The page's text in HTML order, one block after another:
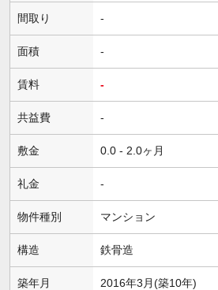
間取り -
面積 -
賃料 -
共益費 -
敷金 0.0 - 2.0ヶ月
礼金 -
物件種別 マンション
構造 鉄骨造
築年月 2016年3月(築10年)